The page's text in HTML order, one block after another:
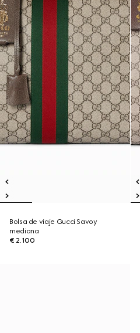
Bolsa de viaje Gucci Savoy
mediana
€ 2.100